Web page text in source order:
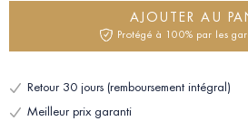
AJOUTER AU
Protégé à 100% par les
Retour 30 jours (remboursement intégral)
Meilleur prix garanti